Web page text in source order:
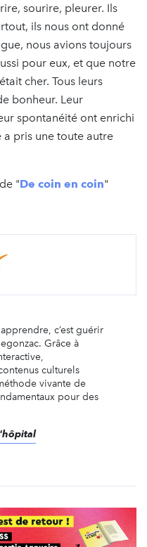
sourire, pleurer. Ils
ils nous ont donné
nous avions toujours
pour eux, et que notre
cher. Tous leurs
bonheur. Leur
spontanéité ont enrichi
pris une toute autre
"De coin en coin"
c’est guérir
Grâce à
culturels
vivante de
pour des